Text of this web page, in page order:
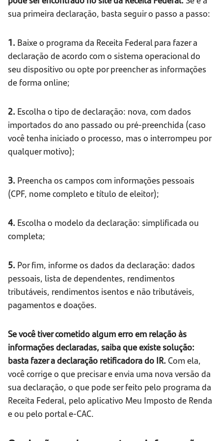
sua primeira declaração, basta seguir o passo a passo:
1. Baixe o programa da Receita Federal para fazer a
declaração de acordo com o sistema operacional do
seu dispositivo ou opte por preencher as informações
de forma online;
2. Escolha o tipo de declaração: nova, com dados
importados do ano passado ou pré-preenchida (caso
você tenha iniciado o processo, mas o interrompeu por
qualquer motivo);
3. Preencha os campos com informações pessoais
(CPF, nome completo e título de eleitor);
4. Escolha o modelo da declaração: simplificada ou
completa;
5. Por fim, informe os dados da declaração: dados
pessoais, lista de dependentes, rendimentos
tributáveis, rendimentos isentos e não tributáveis,
pagamentos e doações.
Se você tiver cometido algum erro em relação às
informações declaradas, saiba que existe solução:
basta fazer a declaração retificadora do IR. Com ela,
você corrige o que precisar e envia uma nova versão da
sua declaração, o que pode ser feito pelo programa da
Receita Federal, pelo aplicativo Meu Imposto de Renda
e ou pelo portal e-CAC.